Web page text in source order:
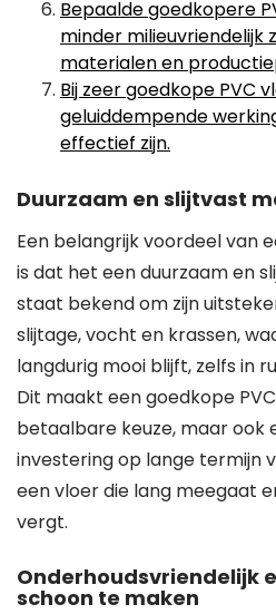
Bepaalde goedkopere
minder milieuvriendelijk
materialen en
Bij zeer goedkope PVC
geluiddempende
effectief zijn.
Duurzaam en slijtvast
Een belangrijk voordeel van
is dat het een duurzaam en
staat bekend om zijn
slijtage, vocht en krassen,
langdurig mooi blijft, zelfs in
Dit maakt een goedkope
betaalbare keuze, maar ook
investering op lange termijn
een vloer die lang meegaat
vergt.
Onderhoudsvriendelijk
schoon te maken